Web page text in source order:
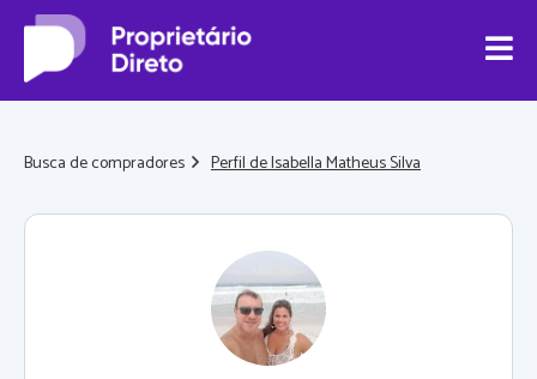
Busca de compradores Perfil de Isabella Matheus Silva